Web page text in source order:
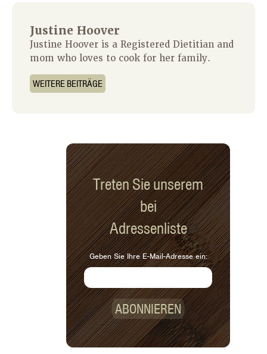
Justine Hoover
Justine Hoover is a Registered Dietitian and
mom who loves to cook for her family.
WEITERE BEITRÄGE
Treten Sie unserem
bei
Adressenliste
Geben Sie Ihre E-Mail-Adresse ein:
ABONNIEREN